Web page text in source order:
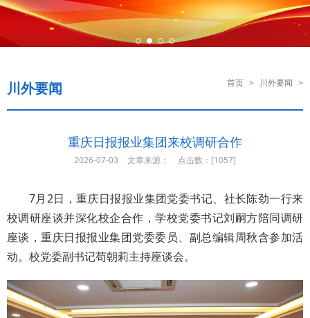
川外要闻 首页 > 川外要闻 >
重庆日报报业集团来校调研合作
2026-07-03 文章来源： 点击数：[1057]
7月2日，重庆日报报业集团党委书记、社长陈劲一行来
校调研座谈并深化校企合作，学校党委书记刘嗣方陪同调研
座谈，重庆日报报业集团党委委员、副总编辑周秋含参加活
动。校党委副书记苟朝莉主持座谈会。